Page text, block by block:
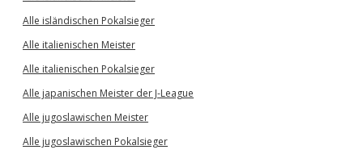
Alle isländischen Pokalsieger
Alle italienischen Meister
Alle italienischen Pokalsieger
Alle japanischen Meister der J-League
Alle jugoslawischen Meister
Alle jugoslawischen Pokalsieger